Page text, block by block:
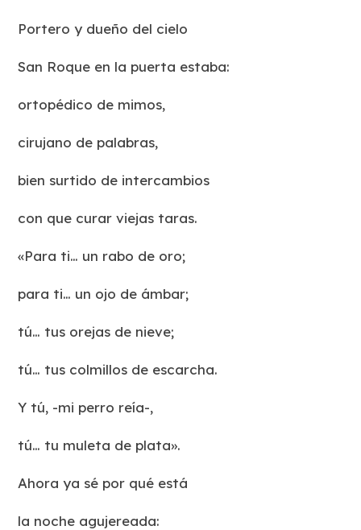
Portero y dueño del cielo
San Roque en la puerta estaba:
ortopédico de mimos,
cirujano de palabras,
bien surtido de intercambios
con que curar viejas taras.
«Para ti… un rabo de oro;
para ti… un ojo de ámbar;
tú… tus orejas de nieve;
tú… tus colmillos de escarcha.
Y tú, -mi perro reía-,
tú… tu muleta de plata».
Ahora ya sé por qué está
la noche agujereada: